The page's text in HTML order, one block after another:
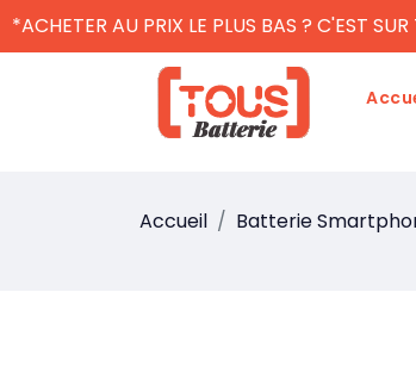
*ACHETER AU PRIX LE PLUS BAS ? C'EST
Accueil Batterie